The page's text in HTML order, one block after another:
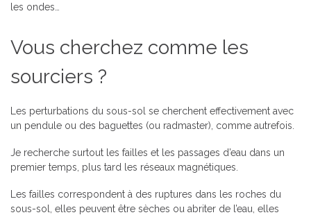
les ondes…
Vous cherchez comme les
sourciers ?
Les perturbations du sous-sol se cherchent effectivement avec
un pendule ou des baguettes (ou radmaster), comme autrefois.
Je recherche surtout les failles et les passages d’eau dans un
premier temps, plus tard les réseaux magnétiques.
Les failles correspondent à des ruptures dans les roches du
sous-sol, elles peuvent être sèches ou abriter de l’eau, elles